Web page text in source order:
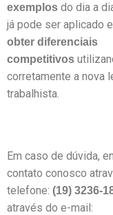
exemplos do dia a
já pode ser aplicado e
obter diferenciais
competitivos
corretamente a nova
trabalhista.
Em caso de dúvida,
contato conosco
telefone: (19) 3236-
através do e-mail: